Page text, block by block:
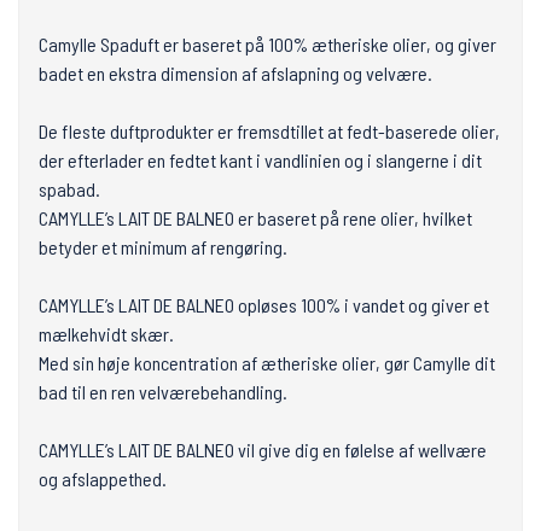
Camylle Spaduft er baseret på 100% ætheriske olier, og giver
badet en ekstra dimension af afslapning og velvære.
De fleste duftprodukter er fremsdtillet at fedt-baserede olier,
der efterlader en fedtet kant i vandlinien og i slangerne i dit
spabad.
CAMYLLE’s LAIT DE BALNEO er baseret på rene olier, hvilket
betyder et minimum af rengøring.
CAMYLLE’s LAIT DE BALNEO opløses 100% i vandet og giver et
mælkehvidt skær.
Med sin høje koncentration af ætheriske olier, gør Camylle dit
bad til en ren velværebehandling.
CAMYLLE’s LAIT DE BALNEO vil give dig en følelse af wellvære
og afslappethed.